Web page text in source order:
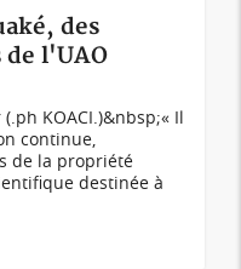
des
de l'UAO
KOACI.)&nbsp;« Il
continue,
de la propriété
destinée à